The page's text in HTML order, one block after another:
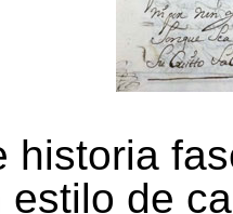
historia
estilo de